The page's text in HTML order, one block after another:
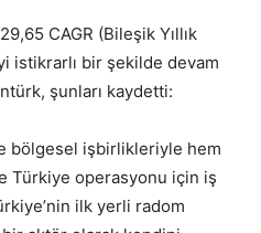
CAGR (Bileşik Yıllık
istikrarlı bir şekilde devam
şunları kaydetti:
bölgesel işbirlikleriyle hem
Türkiye operasyonu için iş
ilk yerli radom